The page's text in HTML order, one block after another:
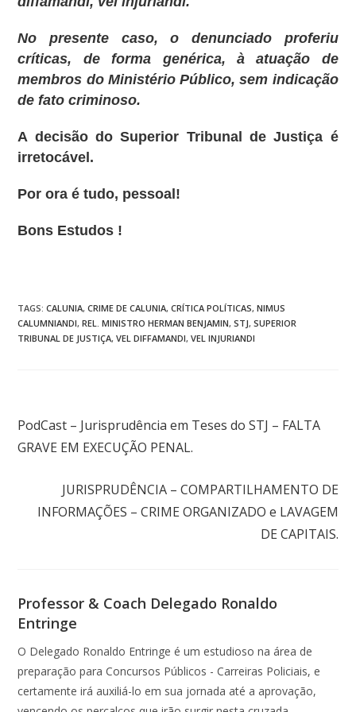
No presente caso, o denunciado proferiu
críticas, de forma genérica, à atuação de
membros do Ministério Público, sem indicação
de fato criminoso.
A decisão do Superior Tribunal de Justiça é
irretocável.
Por ora é tudo, pessoal!
Bons Estudos !
TAGS:CALUNIA, CRIME DE CALUNIA, CRÍTICA POLÍTICAS, NIMUS
CALUMNIANDI, REL. MINISTRO HERMAN BENJAMIN, STJ, SUPERIOR
TRIBUNAL DE JUSTIÇA, VEL DIFFAMANDI, VEL INJURIANDI
PodCast – Jurisprudência em Teses do STJ – FALTA
GRAVE EM EXECUÇÃO PENAL.
JURISPRUDÊNCIA – COMPARTILHAMENTO DE
INFORMAÇÕES – CRIME ORGANIZADO e LAVAGEM
DE CAPITAIS.
Professor & Coach Delegado Ronaldo
Entringe
O Delegado Ronaldo Entringe é um estudioso na área de
preparação para Concursos Públicos - Carreiras Policiais, e
certamente irá auxiliá-lo em sua jornada até a aprovação,